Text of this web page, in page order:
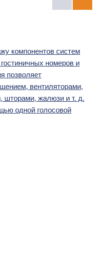
компонентов систем
номеров и
позволяет
вентиляторами,
шторами, жалюзи и т. д.
одной голосовой